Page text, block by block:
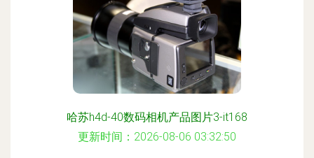
哈苏h4d-40数码相机产品图片3-it168
更新时间：2026-08-06 03:32:50